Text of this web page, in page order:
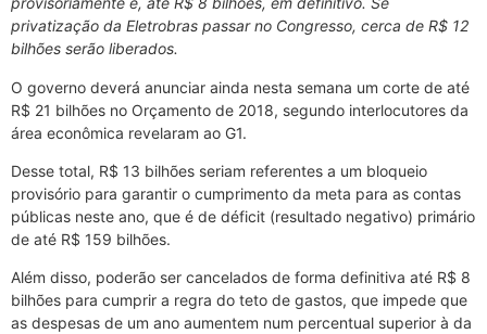
privatização da Eletrobras passar no Congresso, cerca de R$ 12
bilhões serão liberados.
O governo deverá anunciar ainda nesta semana um corte de até
R$ 21 bilhões no Orçamento de 2018, segundo interlocutores da
área econômica revelaram ao G1.
Desse total, R$ 13 bilhões seriam referentes a um bloqueio
provisório para garantir o cumprimento da meta para as contas
públicas neste ano, que é de déficit (resultado negativo) primário
de até R$ 159 bilhões.
Além disso, poderão ser cancelados de forma definitiva até R$ 8
bilhões para cumprir a regra do teto de gastos, que impede que
as despesas de um ano aumentem num percentual superior à da